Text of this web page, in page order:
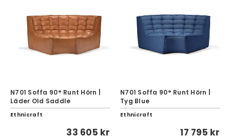
N701 Soffa 90° Runt Hörn |
Läder Old Saddle
Ethnicraft
33 605 kr
N701 Soffa 90° Runt Hörn |
Tyg Blue
Ethnicraft
17 795 kr